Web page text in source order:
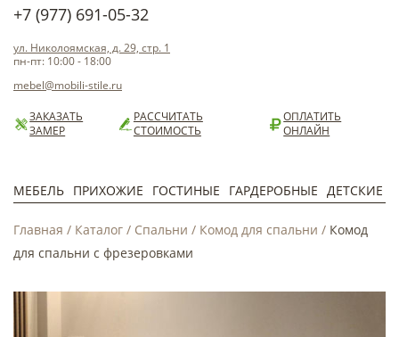
+7 (977) 691-05-32
ул. Николоямская, д. 29, стр. 1
пн-пт: 10:00 - 18:00
mebel@mobili-stile.ru
ЗАКАЗАТЬ
ЗАМЕР
РАССЧИТАТЬ
СТОИМОСТЬ
ОПЛАТИТЬ
ОНЛАЙН
МЕБЕЛЬ ПРИХОЖИЕ ГОСТИНЫЕ ГАРДЕРОБНЫЕ ДЕТСКИЕ
Главная / Каталог / Спальни / Комод для спальни / Комод
для спальни с фрезеровками